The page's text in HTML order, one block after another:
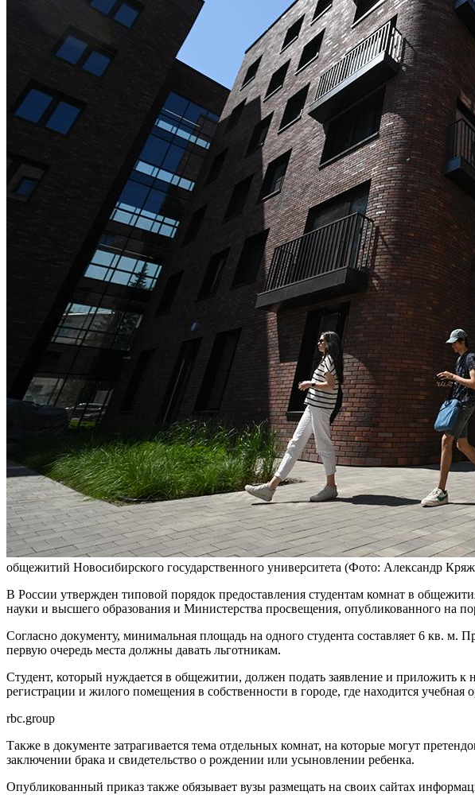
общежитий Новосибирского государственного университета (Фото: Александр
В России утвержден типовой порядок предоставления студентам комнат в
науки и высшего образования и Министерства просвещения, опубликованного на
Согласно документу, минимальная площадь на одного студента составляет 6 кв.
первую очередь места должны давать льготникам.
Студент, который нуждается в общежитии, должен подать заявление и приложить
регистрации и жилого помещения в собственности в городе, где находится учебная
rbc.group
Также в документе затрагивается тема отдельных комнат, на которые могут
заключении брака и свидетельство о рождении или усыновлении ребенка.
Опубликованный приказ также обязывает вузы размещать на своих сайтах